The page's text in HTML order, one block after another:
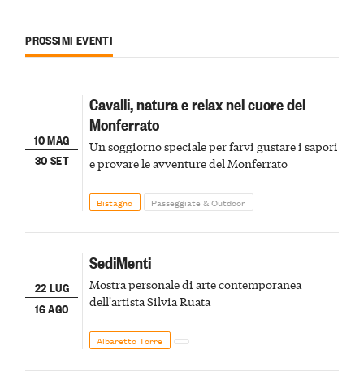
PROSSIMI EVENTI
10 MAG
30 SET
Cavalli, natura e relax nel cuore del
Monferrato
Un soggiorno speciale per farvi gustare i sapori
e provare le avventure del Monferrato
Bistagno Passeggiate & Outdoor
22 LUG
16 AGO
SediMenti
Mostra personale di arte contemporanea
dell'artista Silvia Ruata
Albaretto Torre